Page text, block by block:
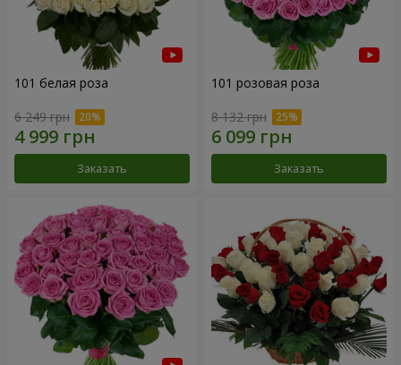
101 белая роза
6 249 грн
Заказать
101 розовая роза
8 132 грн
Заказать